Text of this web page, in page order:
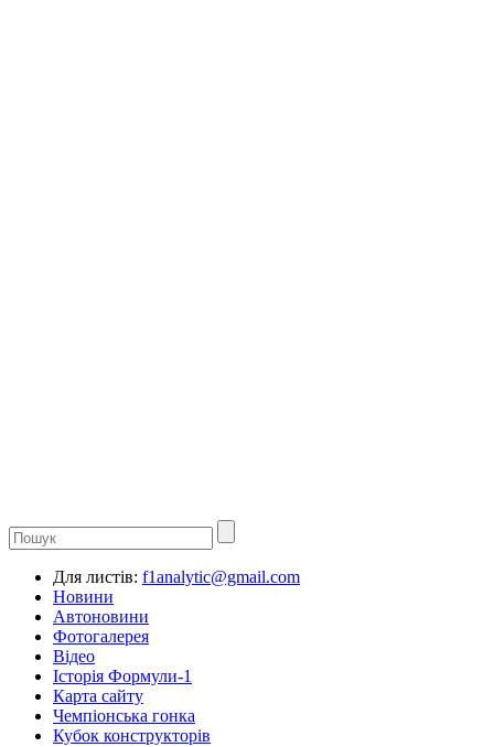
Для листів: f1analytic@gmail.com
Новини
Автоновини
Фотогалерея
Відео
Історія Формули-1
Карта сайту
Чемпіонська гонка
Кубок конструкторів